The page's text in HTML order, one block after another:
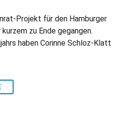
Projekt für den Hamburger
zu Ende gegangen.
haben Corinne Schloz-Klatt